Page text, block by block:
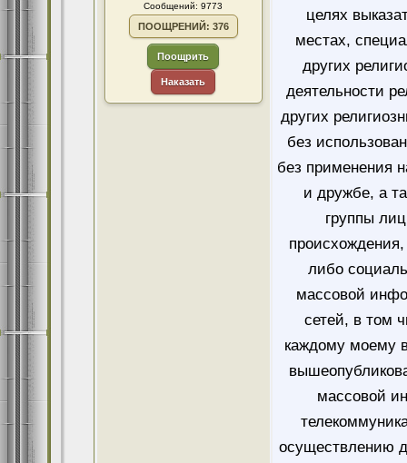
Сообщений: 9773
ПООЩРЕНИЙ: 376
Поощрить
Наказать
целях
местах,
других
деятельности
других
без
без применения
и дружбе, а
группы
либо
массовой
сетей, в том
каждому моему
массовой
осуществлению